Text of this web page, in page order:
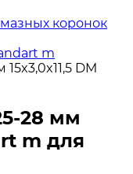
коронок
m
DM
28 мм
m для